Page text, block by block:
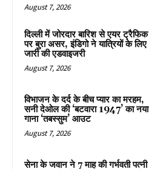
August 7, 2026
दिल्ली में जोरदार बारिश से एयर ट्रैफिक
पर बुरा असर, इंडिगो ने यात्रियों के लिए
जारी की एडवाइजरी
August 7, 2026
विभाजन के दर्द के बीच प्यार का मरहम,
सनी देओल की ‘बटवारा 1947’ का नया
गाना ‘तबस्सुम’ आउट
August 7, 2026
सेना के जवान ने 7 माह की गर्भवती पत्नी